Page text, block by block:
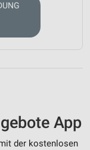
App
der kostenlosen